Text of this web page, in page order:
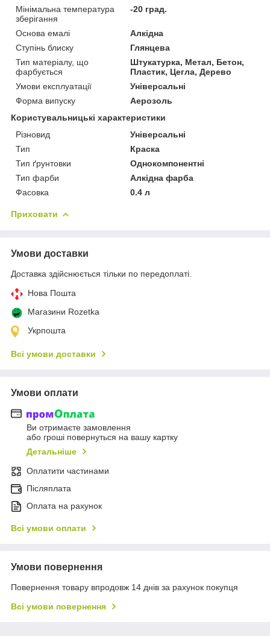
Мінімальна температура
зберігання
-20 град.
Основа емалі
Алкідна
Ступінь блиску
Глянцева
Тип матеріалу, що
фарбується
Штукатурка, Метал, Бетон,
Пластик, Цегла, Дерево
Умови експлуатації
Універсальні
Форма випуску
Аерозоль
Користувальницькі характеристики
Різновид
Універсальні
Тип
Краска
Тип ґрунтовки
Однокомпонентні
Тип фарби
Алкідна фарба
Фасовка
0.4 л
Приховати
Умови доставки
Доставка здійснюється тільки по передоплаті.
Нова Пошта
Магазини Rozetka
Укрпошта
Всі умови доставки
Умови оплати
Ви отримаєте замовлення
або гроші повернуться на вашу картку
Детальніше
Оплатити частинами
Післяплата
Оплата на рахунок
Всі умови оплати
Умови повернення
Повернення товару впродовж 14 днів за рахунок покупця
Всі умови повернення